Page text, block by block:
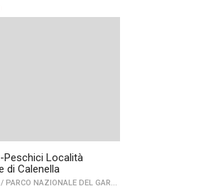
Peschici Località
di Calenella
/ PARCO NAZIONALE DEL GARGANO